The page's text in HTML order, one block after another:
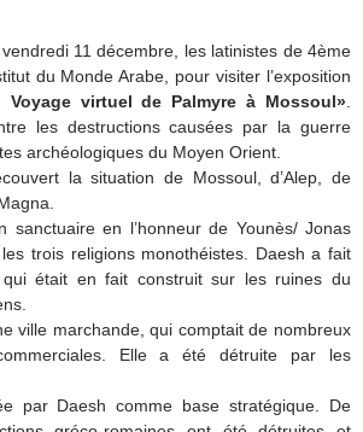
11 décembre, les latinistes de 4ème
du Monde Arabe, pour visiter l’exposition
Voyage virtuel de Palmyre à Mossoul»
les destructions causées par la guerre
archéologiques du Moyen Orient.
la situation de Mossoul, d’Alep, de
sanctuaire en l’honneur de Younès/ Jonas
trois religions monothéistes. Daesh a fait
était en fait construit sur les ruines du
ville marchande, qui comptait de nombreux
Elle a été détruite par les
par Daesh comme base stratégique. De